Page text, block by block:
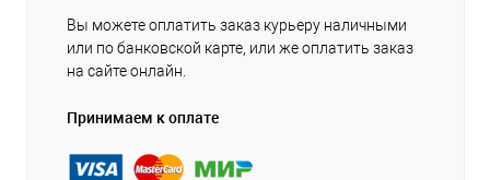
Вы можете оплатить заказ курьеру наличными
или по банковской карте, или же оплатить заказ
на сайте онлайн.
Принимаем к оплате